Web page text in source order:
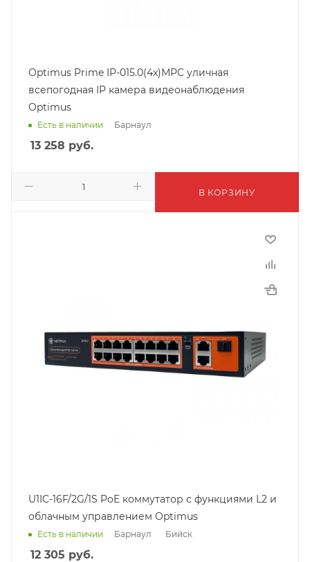
Optimus Prime IP-015.0(4x)MPC уличная
всепогодная IP камера видеонаблюдения
Optimus
Есть в наличии Барнаул
13 258 руб.
В КОРЗИНУ
U1IC-16F/2G/1S PoE коммутатор с функциями L2 и
облачным управлением Optimus
Есть в наличии Барнаул Бийск
12 305 руб.